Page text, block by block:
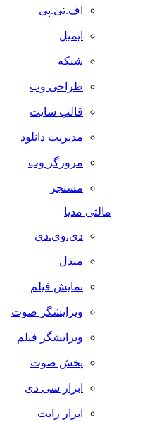
اف.تی.پی
ایمیل
شبکه
طراحی وب
قالب سایت
مدیریت دانلود
مرورگر وب
مسنجر
مالتی مدیا
دی.وی.دی
مبدل
نمایش فیلم
ویرایشگر صوت
ویرایشگر فیلم
پخش صوت
ابزار سی دی
ابزار رایت